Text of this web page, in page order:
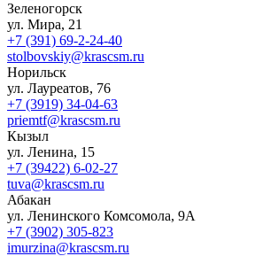
Зеленогорск
ул. Мира, 21
+7 (391) 69-2-24-40
stolbovskiy@krascsm.ru
Норильск
ул. Лауреатов, 76
+7 (3919) 34-04-63
priemtf@krascsm.ru
Кызыл
ул. Ленина, 15
+7 (39422) 6-02-27
tuva@krascsm.ru
Абакан
ул. Ленинского Комсомола, 9А
+7 (3902) 305-823
imurzina@krascsm.ru